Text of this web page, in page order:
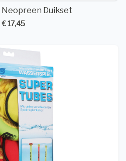
Duikset
€ 17,45